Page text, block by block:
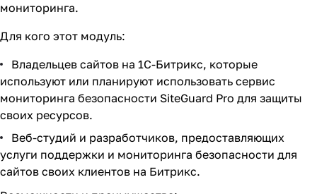
мониторинга.
Для кого этот модуль:
Владельцев сайтов на 1С-Битрикс, которые
используют или планируют использовать сервис
мониторинга безопасности SiteGuard Pro для защиты
своих ресурсов.
Веб-студий и разработчиков, предоставляющих
услуги поддержки и мониторинга безопасности для
сайтов своих клиентов на Битрикс.